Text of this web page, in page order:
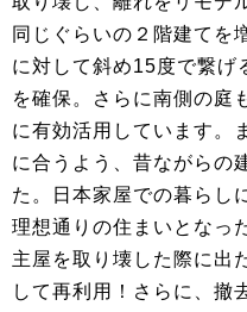
同じぐらいの２階建てを
に対して斜め15度で繋げ
を確保。さらに南側の庭
に有効活用しています。
に合うよう、昔ながらの
た。日本家屋での暮らし
理想通りの住まいとなっ
主屋を取り壊した際に出
して再利用！さらに、撤